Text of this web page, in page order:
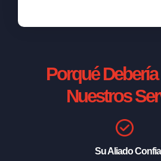
Porqué
Nuestros
Su Aliado